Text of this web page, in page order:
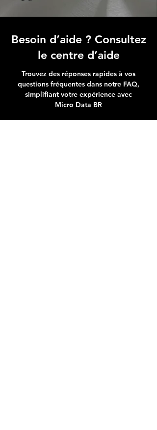
Besoin d’aide ? Consultez
le centre d’aide
Trouvez des réponses rapides à vos
questions fréquentes dans notre FAQ,
simplifiant votre expérience avec
Micro Data BR